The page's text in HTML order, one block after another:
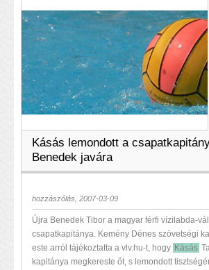
Kásás lemondott a
Benedek javára
hozzászólás, 2007-03-09
Újra Benedek Tibor a magyar férfi vízilabda-
csapatkapitánya. Kemény Dénes szövetségi
este arról tájékoztatta a vlv.hu-t, hogy Kásás
kapitánya megkereste őt, s lemondott